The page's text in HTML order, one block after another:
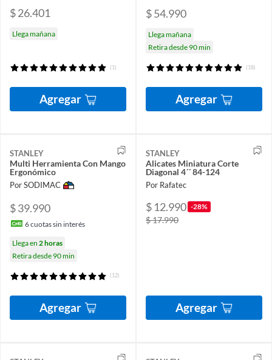
$ 26.401
Llega mañana
(1)
Agregar
$ 54.990
Llega mañana
Retira desde 90 min
(18)
Agregar
STANLEY
Multi Herramienta Con Mango
Ergonómico
Por SODIMAC
$ 39.990
6cuotas sin interés
Llega en 2 horas
Retira desde 90 min
(12)
Agregar
STANLEY
Alicates Miniatura Corte
Diagonal 4´´ 84-124
Por Rafatec
$ 12.990 -28%
$ 17.990
Agregar